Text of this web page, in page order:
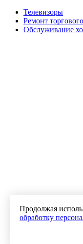
Продолжая
обработку
Телевизоры
Ремонт
Обслуживание